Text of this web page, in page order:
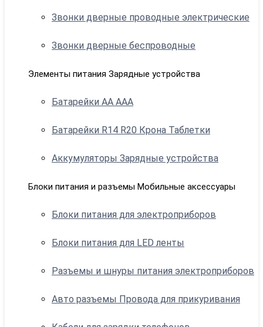
Звонки дверные проводные электрические
Звонки дверные беспроводные
Элементы питания Зарядные устройства
Батарейки АА ААА
Батарейки R14 R20 Крона Таблетки
Аккумуляторы Зарядные устройства
Блоки питания и разъемы Мобильные аксессуары
Блоки питания для электроприборов
Блоки питания для LED ленты
Разъемы и шнуры питания электроприборов
Авто разъемы Провода для прикуривания